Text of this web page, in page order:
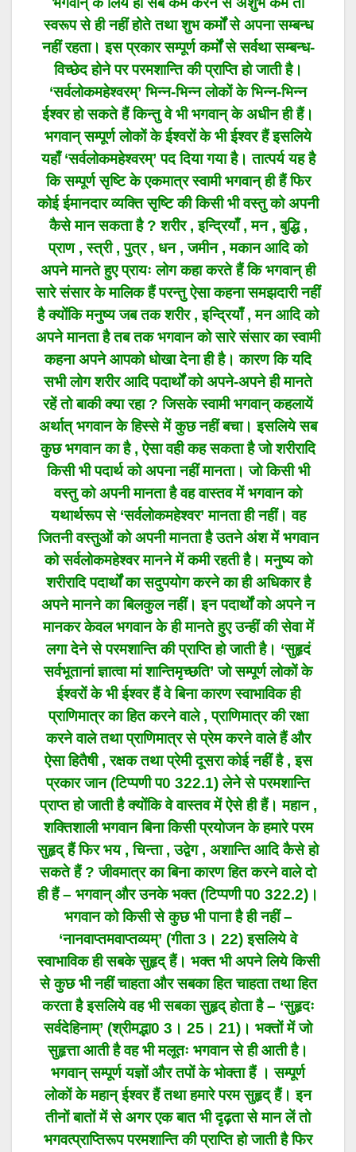
स्वरूप से ही नहीं होते तथा शुभ कर्मों से अपना सम्बन्ध
नहीं रहता। इस प्रकार सम्पूर्ण कर्मों से सर्वथा सम्बन्ध-
विच्छेद होने पर परमशान्ति की प्राप्ति हो जाती है।
‘सर्वलोकमहेश्वरम्’ भिन्न-भिन्न लोकों के भिन्न-भिन्न
ईश्वर हो सकते हैं किन्तु वे भी भगवान् के अधीन ही हैं।
भगवान् सम्पूर्ण लोकों के ईश्वरों के भी ईश्वर हैं इसलिये
यहाँ ‘सर्वलोकमहेश्वरम्’ पद दिया गया है। तात्पर्य यह है
कि सम्पूर्ण सृष्टि के एकमात्र स्वामी भगवान् ही हैं फिर
कोई ईमानदार व्यक्ति सृष्टि की किसी भी वस्तु को अपनी
कैसे मान सकता है ? शरीर , इन्द्रियाँ , मन , बुद्धि ,
प्राण , स्त्री , पुत्र , धन , जमीन , मकान आदि को
अपने मानते हुए प्रायः लोग कहा करते हैं कि भगवान् ही
सारे संसार के मालिक हैं परन्तु ऐसा कहना समझदारी नहीं
है क्योंकि मनुष्य जब तक शरीर , इन्द्रियाँ , मन आदि को
अपने मानता है तब तक भगवान को सारे संसार का स्वामी
कहना अपने आपको धोखा देना ही है। कारण कि यदि
सभी लोग शरीर आदि पदार्थों को अपने-अपने ही मानते
रहें तो बाकी क्या रहा ? जिसके स्वामी भगवान् कहलायें
अर्थात् भगवान के हिस्से में कुछ नहीं बचा। इसलिये सब
कुछ भगवान का है , ऐसा वही कह सकता है जो शरीरादि
किसी भी पदार्थ को अपना नहीं मानता। जो किसी भी
वस्तु को अपनी मानता है वह वास्तव में भगवान को
यथार्थरूप से ‘सर्वलोकमहेश्वर’ मानता ही नहीं। वह
जितनी वस्तुओं को अपनी मानता है उतने अंश में भगवान
को सर्वलोकमहेश्वर मानने में कमी रहती है। मनुष्य को
शरीरादि पदार्थों का सदुपयोग करने का ही अधिकार है
अपने मानने का बिलकुल नहीं। इन पदार्थों को अपने न
मानकर केवल भगवान के ही मानते हुए उन्हीं की सेवा में
लगा देने से परमशान्ति की प्राप्ति हो जाती है। ‘सुहृदं
सर्वभूतानां ज्ञात्वा मां शान्तिमृच्छति’ जो सम्पूर्ण लोकों के
ईश्वरों के भी ईश्वर हैं वे बिना कारण स्वाभाविक ही
प्राणिमात्र का हित करने वाले , प्राणिमात्र की रक्षा
करने वाले तथा प्राणिमात्र से प्रेम करने वाले हैं और
ऐसा हितैषी , रक्षक तथा प्रेमी दूसरा कोई नहीं है , इस
प्रकार जान (टिप्पणी प0 322.1) लेने से परमशान्ति
प्राप्त हो जाती है क्योंकि वे वास्तव में ऐसे ही हैं। महान ,
शक्तिशाली भगवान बिना किसी प्रयोजन के हमारे परम
सुहृद् हैं फिर भय , चिन्ता , उद्वेग , अशान्ति आदि कैसे हो
सकते हैं ? जीवमात्र का बिना कारण हित करने वाले दो
ही हैं – भगवान् और उनके भक्त (टिप्पणी प0 322.2)।
भगवान को किसी से कुछ भी पाना है ही नहीं –
‘नानवाप्तमवाप्तव्यम्’ (गीता 3। 22) इसलिये वे
स्वाभाविक ही सबके सुहृद् हैं। भक्त भी अपने लिये किसी
से कुछ भी नहीं चाहता और सबका हित चाहता तथा हित
करता है इसलिये वह भी सबका सुहृद् होता है – ‘सुहृदः
सर्वदेहिनाम्’ (श्रीमद्भा0 3। 25। 21)। भक्तों में जो
सुहृत्ता आती है वह भी मलूतः भगवान से ही आती है।
भगवान् सम्पूर्ण यज्ञों और तपों के भोक्ता हैं । सम्पूर्ण
लोकों के महान् ईश्वर हैं तथा हमारे परम सुहृद् हैं। इन
तीनों बातों में से अगर एक बात भी दृढ़ता से मान लें तो
भगवत्प्राप्तिरूप परमशान्ति की प्राप्ति हो जाती है फिर